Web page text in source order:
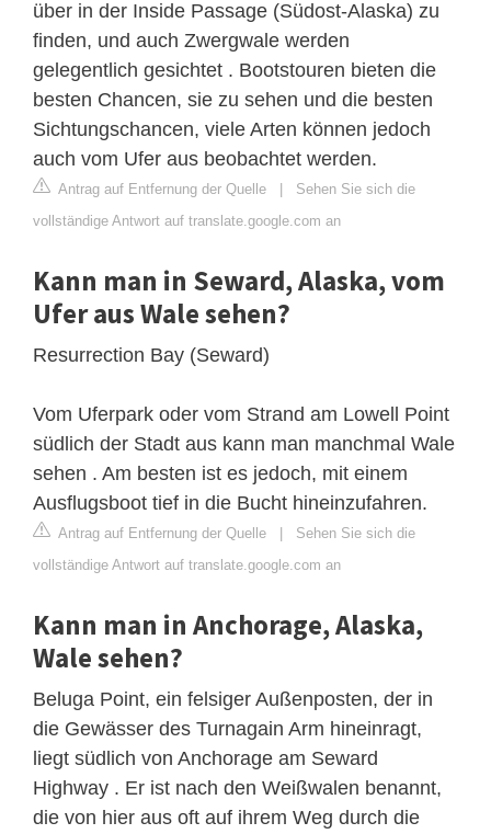
über in der Inside Passage (Südost-Alaska) zu
finden, und auch Zwergwale werden
gelegentlich gesichtet . Bootstouren bieten die
besten Chancen, sie zu sehen und die besten
Sichtungschancen, viele Arten können jedoch
auch vom Ufer aus beobachtet werden.
Antrag auf Entfernung der Quelle | Sehen Sie sich die
vollständige Antwort auf translate.google.com an
Kann man in Seward, Alaska, vom
Ufer aus Wale sehen?
Resurrection Bay (Seward)
Vom Uferpark oder vom Strand am Lowell Point
südlich der Stadt aus kann man manchmal Wale
sehen . Am besten ist es jedoch, mit einem
Ausflugsboot tief in die Bucht hineinzufahren.
Antrag auf Entfernung der Quelle | Sehen Sie sich die
vollständige Antwort auf translate.google.com an
Kann man in Anchorage, Alaska,
Wale sehen?
Beluga Point, ein felsiger Außenposten, der in
die Gewässer des Turnagain Arm hineinragt,
liegt südlich von Anchorage am Seward
Highway . Er ist nach den Weißwalen benannt,
die von hier aus oft auf ihrem Weg durch die